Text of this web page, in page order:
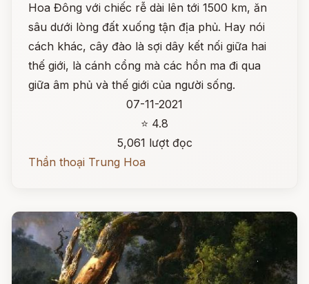
Hoa Đông với chiếc rễ dài lên tới 1500 km, ăn
sâu dưới lòng đất xuống tận địa phủ. Hay nói
cách khác, cây đào là sợi dây kết nối giữa hai
thế giới, là cánh cổng mà các hồn ma đi qua
giữa âm phủ và thế giới của người sống.
07-11-2021
⭐ 4.8
5,061 lượt đọc
Thần thoại Trung Hoa